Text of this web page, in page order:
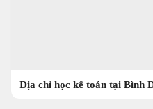
Địa chỉ học kế toán tại Bình